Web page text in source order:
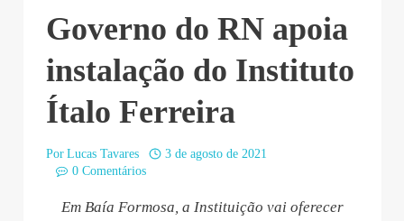
Governo do RN apoia
instalação do Instituto
Ítalo Ferreira
Por Lucas Tavares
3 de agosto de 2021
0 Comentários
Em Baía Formosa, a Instituição vai oferecer